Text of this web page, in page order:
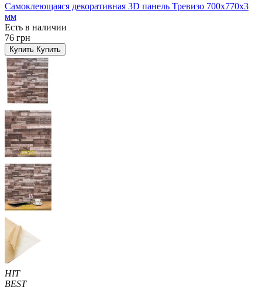
Самоклеющаяся декоративная 3D панель Тревизо 700x770x3
мм
Есть в наличии
76 грн
Купить Купить
HIT
BEST